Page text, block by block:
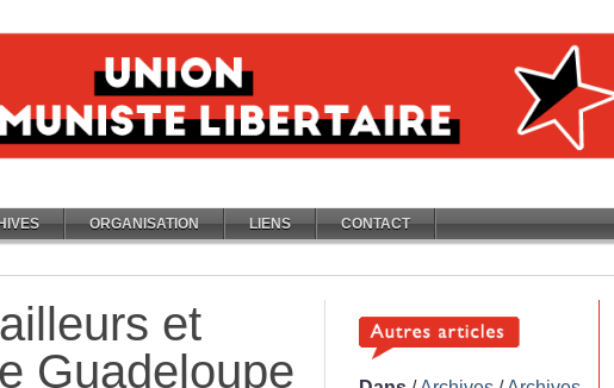
ORGANISATION LIENS CONTACT
et
Guadeloupe